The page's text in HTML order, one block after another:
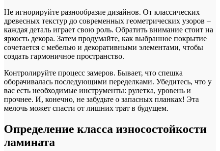
Не игнорируйте разнообразие дизайнов. От классических
древесных текстур до современных геометрических узоров –
каждая деталь играет свою роль. Обратить внимание стоит на
яркость декора. Затем продумайте, как выбранное покрытие
сочетается с мебелью и декоративными элементами, чтобы
создать гармоничное пространство.
Контролируйте процесс замеров. Бывает, что спешка
оборачивалась последующими переделками. Убедитесь, что у
вас есть необходимые инструменты: рулетка, уровень и
прочнее. И, конечно, не забудьте о запасных планках! Эта
мелочь может спасти от лишних трат в будущем.
Определение класса износостойкости
ламината